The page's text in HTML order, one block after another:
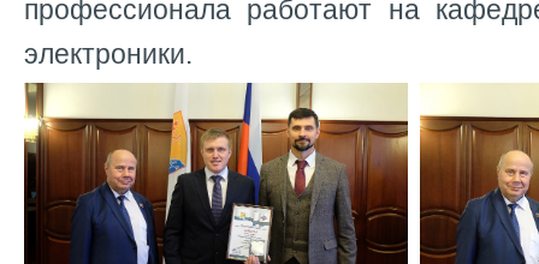
профессионала работают на
электроники.